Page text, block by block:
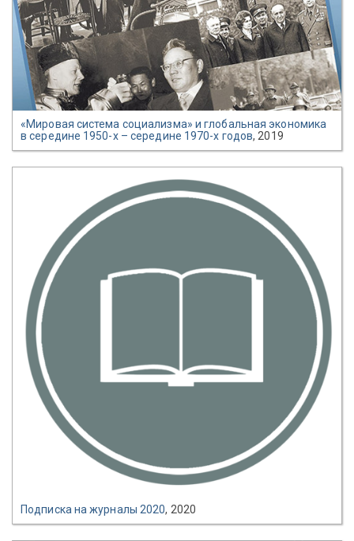
«Мировая система социализма» и глобальная экономика
в середине 1950-х – середине 1970-х годов, 2019
Подписка на журналы 2020, 2020